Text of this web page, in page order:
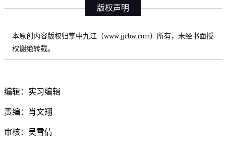
版权声明
本原创内容版权归掌中九江（www.jjcbw.com）所有，未经书面授
权谢绝转载。
编辑：实习编辑
责编：肖文翔
审核：吴雪倩